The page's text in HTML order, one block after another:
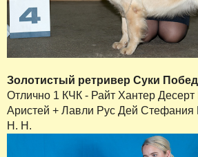
Золотистый ретривер Суки
Отлично 1 КЧК - Райт Хантер
Аристей + Лавли Рус Дей Стефания
Н. Н.